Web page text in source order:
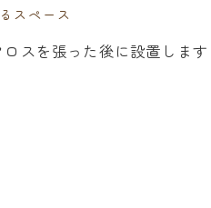
スペース
スを張った後に設置します